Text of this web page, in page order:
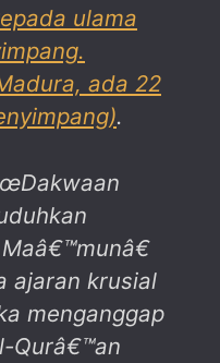
ulama
ada 22
.
ajaran krusial
menganggap
Qurâ€™an